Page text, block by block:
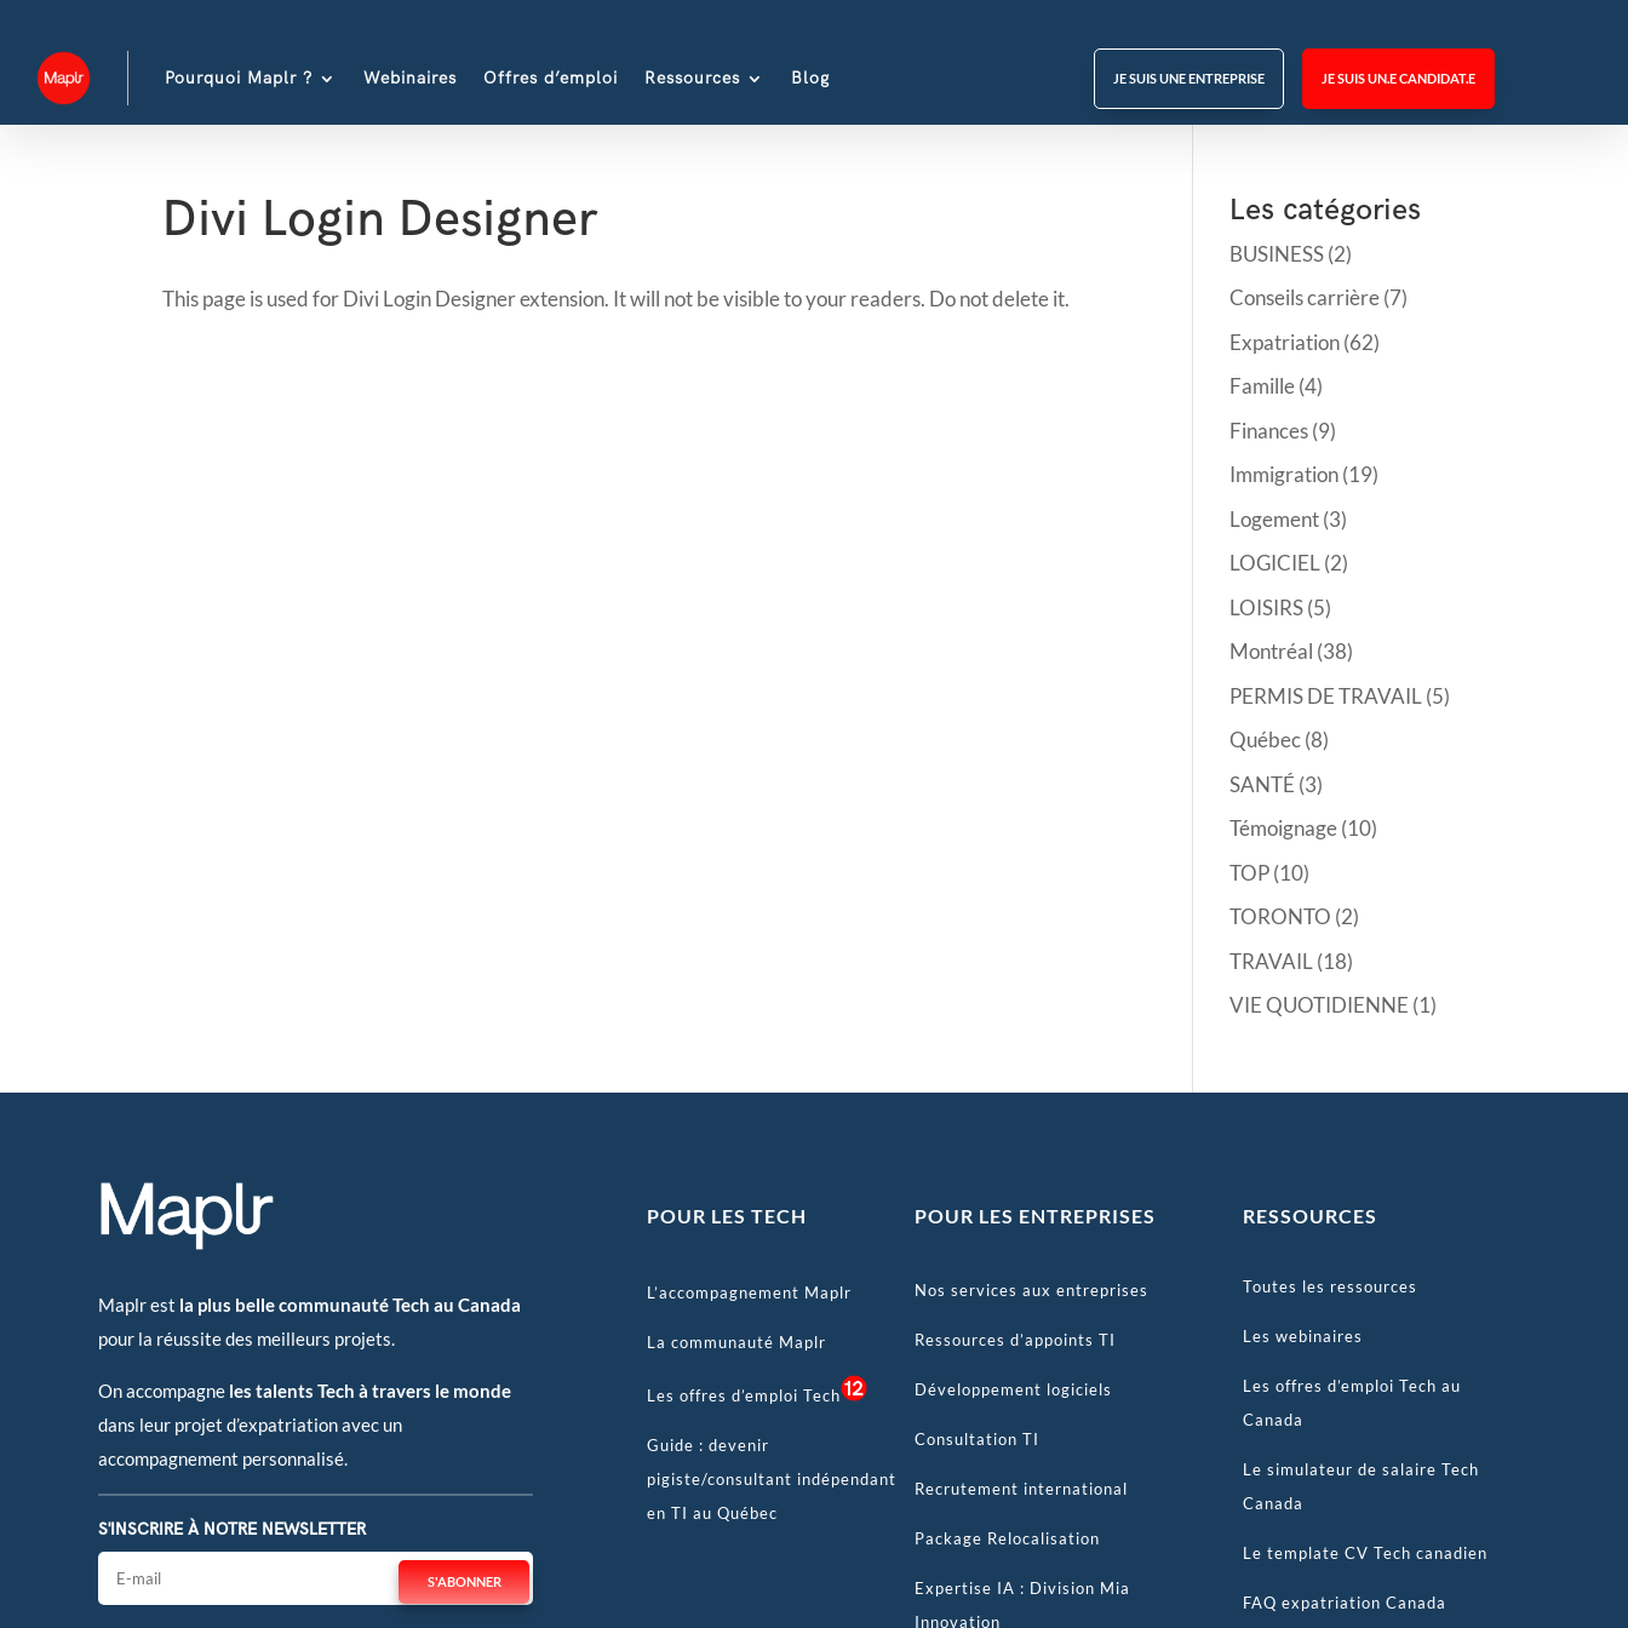
Pourquoi Maplr ? Webinaires Offres d’emploi Ressources Blog JE SUIS UNE ENTREPRISE JE SUIS UN.E CANDIDAT.E
Divi Login Designer
This page is used for Divi Login Designer extension. It will not be visible to your readers. Do not delete it.
Les catégories
BUSINESS(2)
Conseils carrière(7)
Expatriation(62)
Famille(4)
Finances(9)
Immigration(19)
Logement(3)
LOGICIEL(2)
LOISIRS(5)
Montréal (38)
PERMIS DE TRAVAIL(5)
Québec(8)
SANTÉ (3)
Témoignage(10)
TOP(10)
TORONTO (2)
TRAVAIL(18)
VIE QUOTIDIENNE (1)
Maplr est la plus belle communauté Tech au Canada
pour la réussite des meilleurs projets.
On accompagne les talents Tech à travers le monde
dans leur projet d’expatriation avec un
accompagnement personnalisé.
S'INSCRIRE À NOTRE NEWSLETTER
S'ABONNER
POUR LES TECH
L’accompagnement Maplr
La communauté Maplr
Les offres d’emploi Tech
Guide : devenir
pigiste/consultant indépendant
en TI au Québec
POUR LES ENTREPRISES
Nos services aux entreprises
Ressources d’appoints TI
Développement logiciels
Consultation TI
Recrutement international
Package Relocalisation
Expertise IA : Division Mia
Innovation
RESSOURCES
Toutes les ressources
Les webinaires
Les offres d’emploi Tech au
Canada
Le simulateur de salaire Tech
Canada
Le template CV Tech canadien
FAQ expatriation Canada